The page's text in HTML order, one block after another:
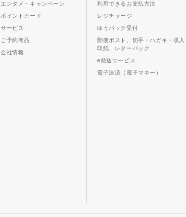
エンタメ・キャンペーン
ポイントカード
サービス
ご予約商品
会社情報
利用できるお支払方法
レジチャージ
ゆうパック受付
郵便ポスト、切手・ハガキ・収入
印紙、レターパック
e発送サービス
電子決済（電子マネー）